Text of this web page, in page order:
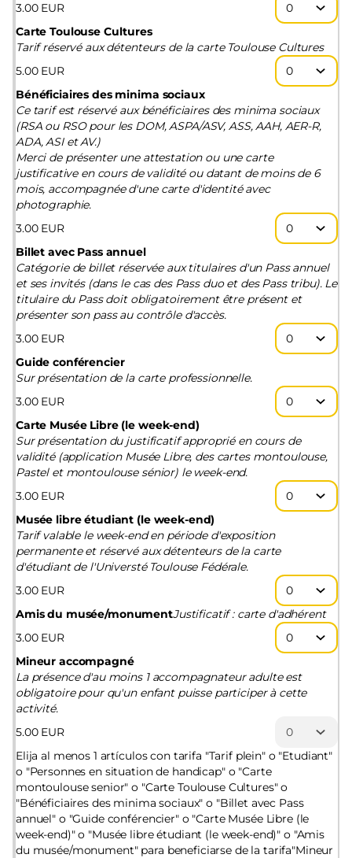
3.00 EUR
Carte Toulouse Cultures
Tarif réservé aux détenteurs de la carte Toulouse Cultures
5.00 EUR
Bénéficiaires des minima sociaux
Ce tarif est réservé aux bénéficiaires des minima sociaux
(RSA ou RSO pour les DOM, ASPA/ASV, ASS, AAH, AER-R,
ADA, ASI et AV.)
Merci de présenter une attestation ou une carte
justificative en cours de validité ou datant de moins de 6
mois, accompagnée d'une carte d'identité avec
photographie.
3.00 EUR
Billet avec Pass annuel
Catégorie de billet réservée aux titulaires d'un Pass annuel
et ses invités (dans le cas des Pass duo et des Pass tribu). Le
titulaire du Pass doit obligatoirement être présent et
présenter son pass au contrôle d'accès.
3.00 EUR
Guide conférencier
Sur présentation de la carte professionnelle.
3.00 EUR
Carte Musée Libre (le week-end)
Sur présentation du justificatif approprié en cours de
validité (application Musée Libre, des cartes montoulouse,
Pastel et montoulouse sénior) le week-end.
3.00 EUR
Musée libre étudiant (le week-end)
Tarif valable le week-end en période d'exposition
permanente et réservé aux détenteurs de la carte
d'étudiant de l'Universté Toulouse Fédérale.
3.00 EUR
Amis du musée/monumentJustificatif : carte d'adhérent
3.00 EUR
Mineur accompagné
La présence d'au moins 1 accompagnateur adulte est
obligatoire pour qu'un enfant puisse participer à cette
activité.
5.00 EUR
Elija al menos 1 artículos con tarifa "Tarif plein" o "Etudiant"
o "Personnes en situation de handicap" o "Carte
montoulouse senior" o "Carte Toulouse Cultures" o
"Bénéficiaires des minima sociaux" o "Billet avec Pass
annuel" o "Guide conférencier" o "Carte Musée Libre (le
week-end)" o "Musée libre étudiant (le week-end)" o "Amis
du musée/monument" para beneficiarse de la tarifa"Mineur